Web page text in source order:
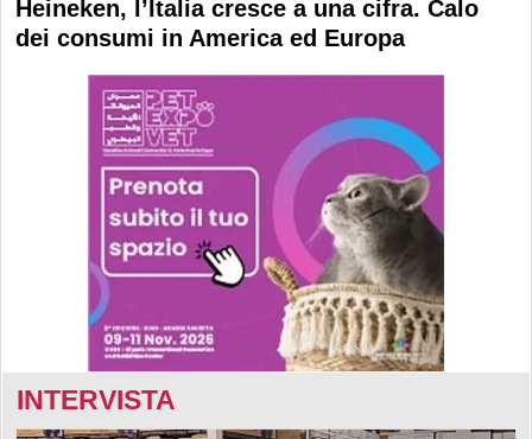
Heineken, l’Italia cresce a una cifra. Calo
dei consumi in America ed Europa
INTERVISTA